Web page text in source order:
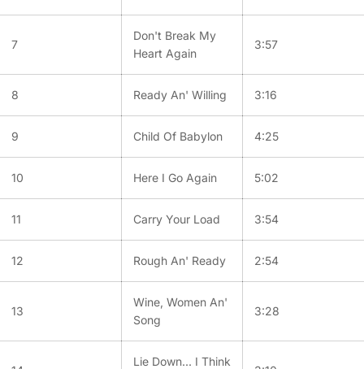
7
Don't Break My
Heart Again
3:57
8 Ready An' Willing 3:16
9 Child Of Babylon 4:25
10 Here I Go Again 5:02
11 Carry Your Load 3:54
12 Rough An' Ready 2:54
13
Wine, Women An'
Song
3:28
Lie Down... I Think